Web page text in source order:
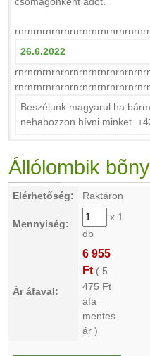
26.6.2022
Beszélunk magyarul ha
nehabozzon hívni minket
Állólombik
Elérhetőség: Raktáron
Mennyiség:
x 1
db
Ár áfaval:
6 955
Ft ( 5
475 Ft
áfa
mentes
ár )